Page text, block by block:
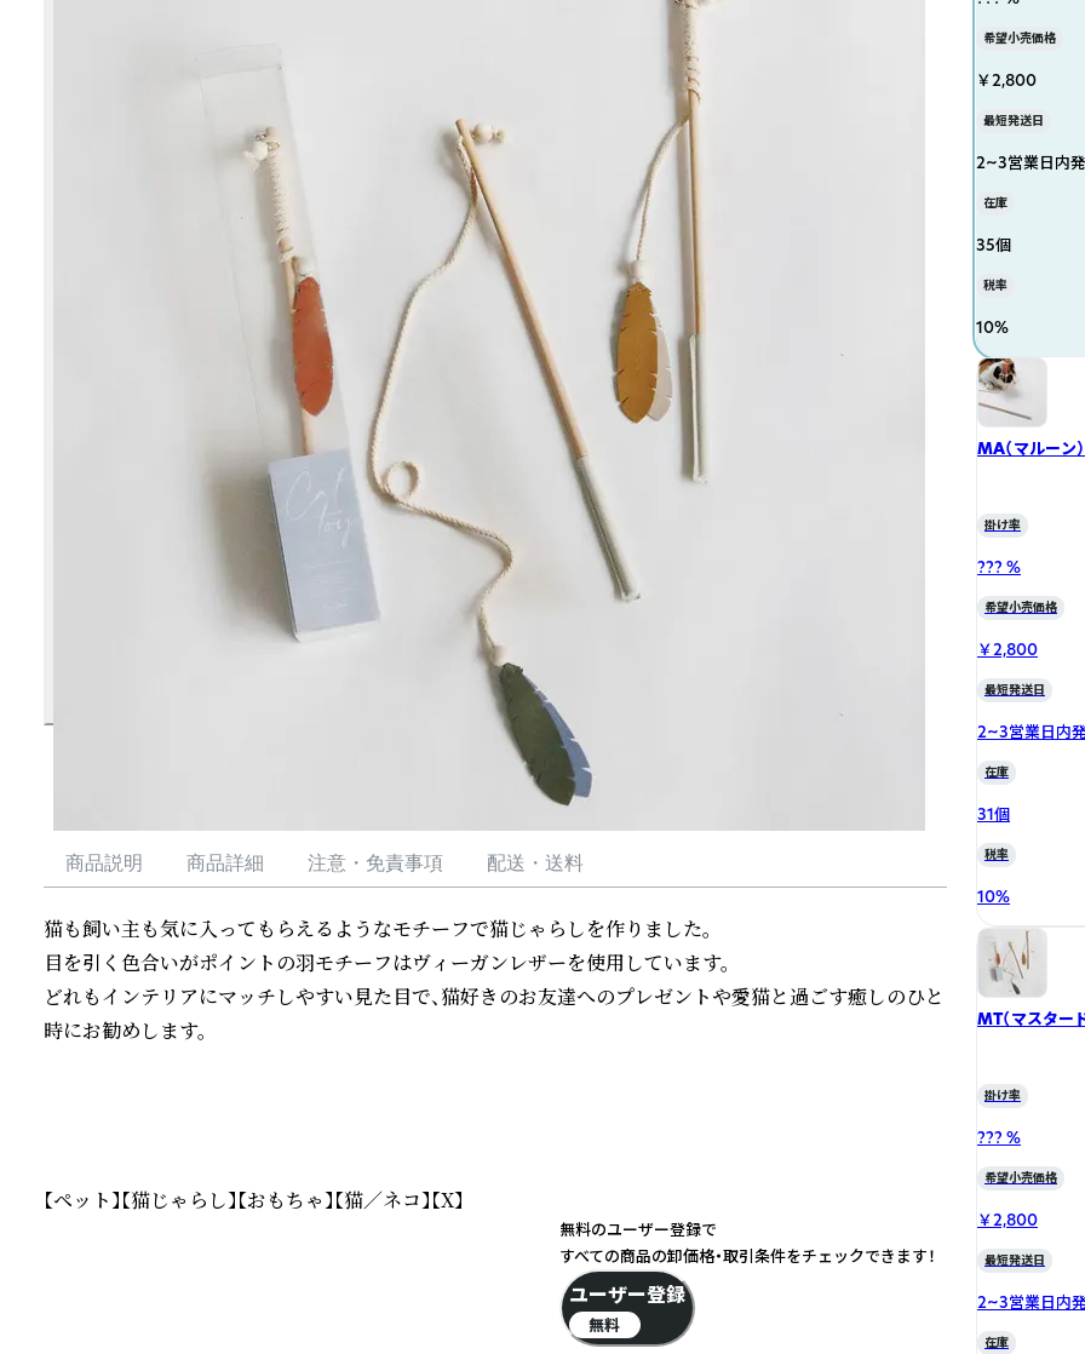
商品説明 商品詳細 注意・免責事項 配送・送料
猫も飼い主も気に入ってもらえるようなモチーフで猫じゃらしを作りました。
目を引く色合いがポイントの羽モチーフはヴィーガンレザーを使用しています。
どれもインテリアにマッチしやすい見た目で、猫好きのお友達へのプレゼントや愛猫と過ごす癒しのひと
時にお勧めします。
【ペット】【猫じゃらし】【おもちゃ】【猫／ネコ】【X】
希望小売価格
￥2,800
最短発送日
2~3営業日内
在庫
35個
税率
10%
MA（マルーン）
掛け率
??? %
希望小売価格
￥2,800
最短発送日
2~3営業日内
在庫
31個
税率
10%
MT（マスター
掛け率
??? %
希望小売価格
￥2,800
最短発送日
2~3営業日内
在庫
無料のユーザー登録で
すべての商品の卸価格・取引条件をチェックできます！
ユーザー登録
無料